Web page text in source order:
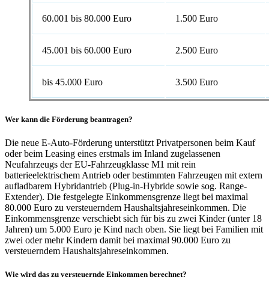
60.001 bis 80.000 Euro 1.500 Euro
45.001 bis 60.000 Euro 2.500 Euro
bis 45.000 Euro 3.500 Euro
Wer kann die Förderung beantragen?
Die neue E-Auto-Förderung unterstützt Privatpersonen beim Kauf
oder beim Leasing eines erstmals im Inland zugelassenen
Neufahrzeugs derEU-Fahrzeugklasse M1 mit rein
batterieelektrischem Antrieb oder bestimmten Fahrzeugen mit extern
aufladbarem Hybridantrieb (Plug-in-Hybride sowie sog. Range-
Extender). Die festgelegte Einkommensgrenze liegt bei maximal
80.000 Euro zu versteuerndem Haushaltsjahreseinkommen. Die
Einkommensgrenze verschiebt sich für bis zu zwei Kinder (unter 18
Jahren) um 5.000 Euro je Kind nach oben. Sie liegt bei Familien mit
zwei oder mehr Kindern damit bei maximal 90.000 Euro zu
versteuerndem Haushaltsjahreseinkommen.
Wie wird das zu versteuernde Einkommen berechnet?